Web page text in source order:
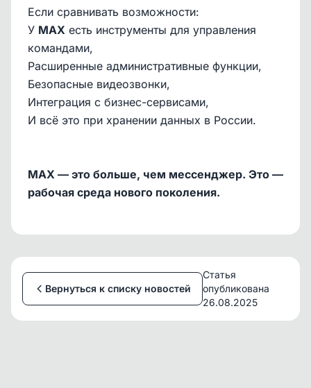
Если сравнивать возможности:
У MAX есть инструменты для управления
командами,
Расширенные административные функции,
Безопасные видеозвонки,
Интеграция с бизнес-сервисами,
И всё это при хранении данных в России.
MAX — это больше, чем мессенджер. Это —
рабочая среда нового поколения.
Вернуться к списку новостей
Статья
опубликована
26.08.2025